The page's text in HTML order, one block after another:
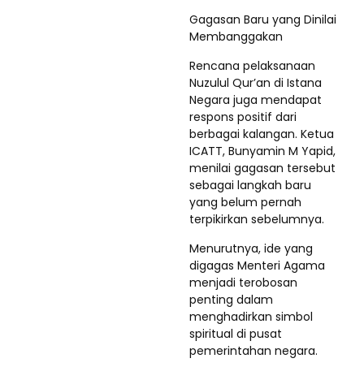
Gagasan Baru yang Dinilai
Membanggakan
Rencana pelaksanaan
Nuzulul Qur’an di Istana
Negara juga mendapat
respons positif dari
berbagai kalangan. Ketua
ICATT, Bunyamin M Yapid,
menilai gagasan tersebut
sebagai langkah baru
yang belum pernah
terpikirkan sebelumnya.
Menurutnya, ide yang
digagas Menteri Agama
menjadi terobosan
penting dalam
menghadirkan simbol
spiritual di pusat
pemerintahan negara.